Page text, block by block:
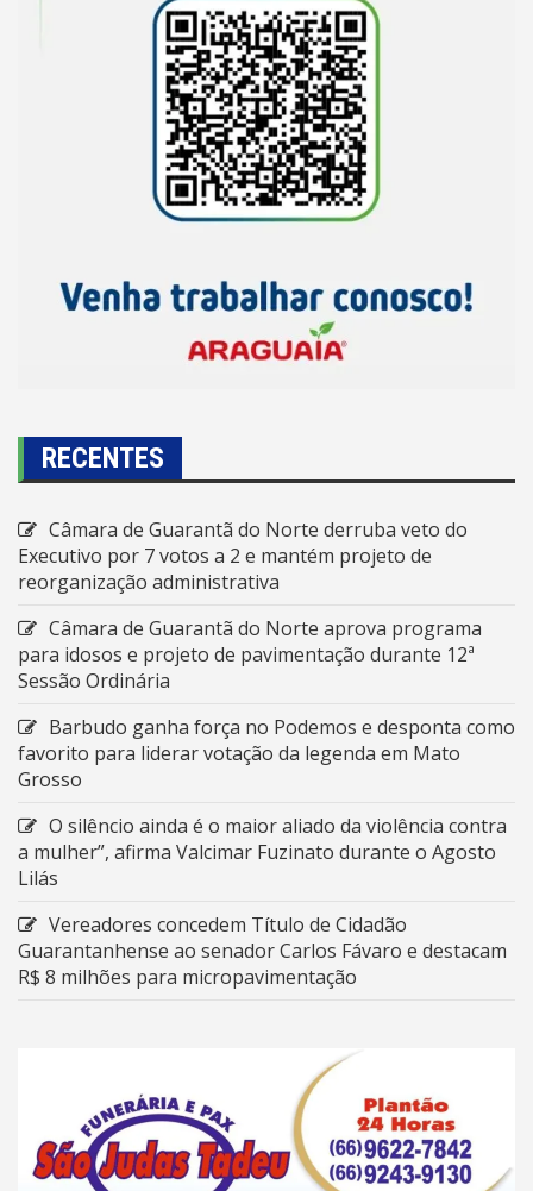
RECENTES
Câmara de Guarantã do Norte derruba veto do
Executivo por 7 votos a 2 e mantém projeto de
reorganização administrativa
Câmara de Guarantã do Norte aprova programa
para idosos e projeto de pavimentação durante 12ª
Sessão Ordinária
Barbudo ganha força no Podemos e desponta como
favorito para liderar votação da legenda em Mato
Grosso
O silêncio ainda é o maior aliado da violência contra
a mulher”, afirma Valcimar Fuzinato durante o Agosto
Lilás
Vereadores concedem Título de Cidadão
Guarantanhense ao senador Carlos Fávaro e destacam
R$ 8 milhões para micropavimentação